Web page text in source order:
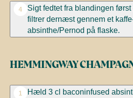
4
Sigt fedtet fra blandingen
filtrer dernæst gennem et
absinthe/Pernod på flaske.
HEMMINGWAY
1
Hæld 3 cl baconinfused